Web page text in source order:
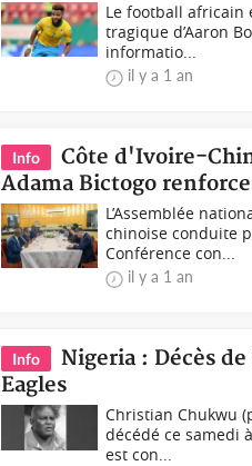
Le football africain
tragique d’Aaron
informatio...
il y a 1 an
Info
Côte d'Ivoire-
Adama Bictogo
L’Assemblée
chinoise conduite
Conférence con...
il y a 1 an
Info
Nigeria : Décès
Eagles
Christian Chukwu
décédé ce samedi
est con...